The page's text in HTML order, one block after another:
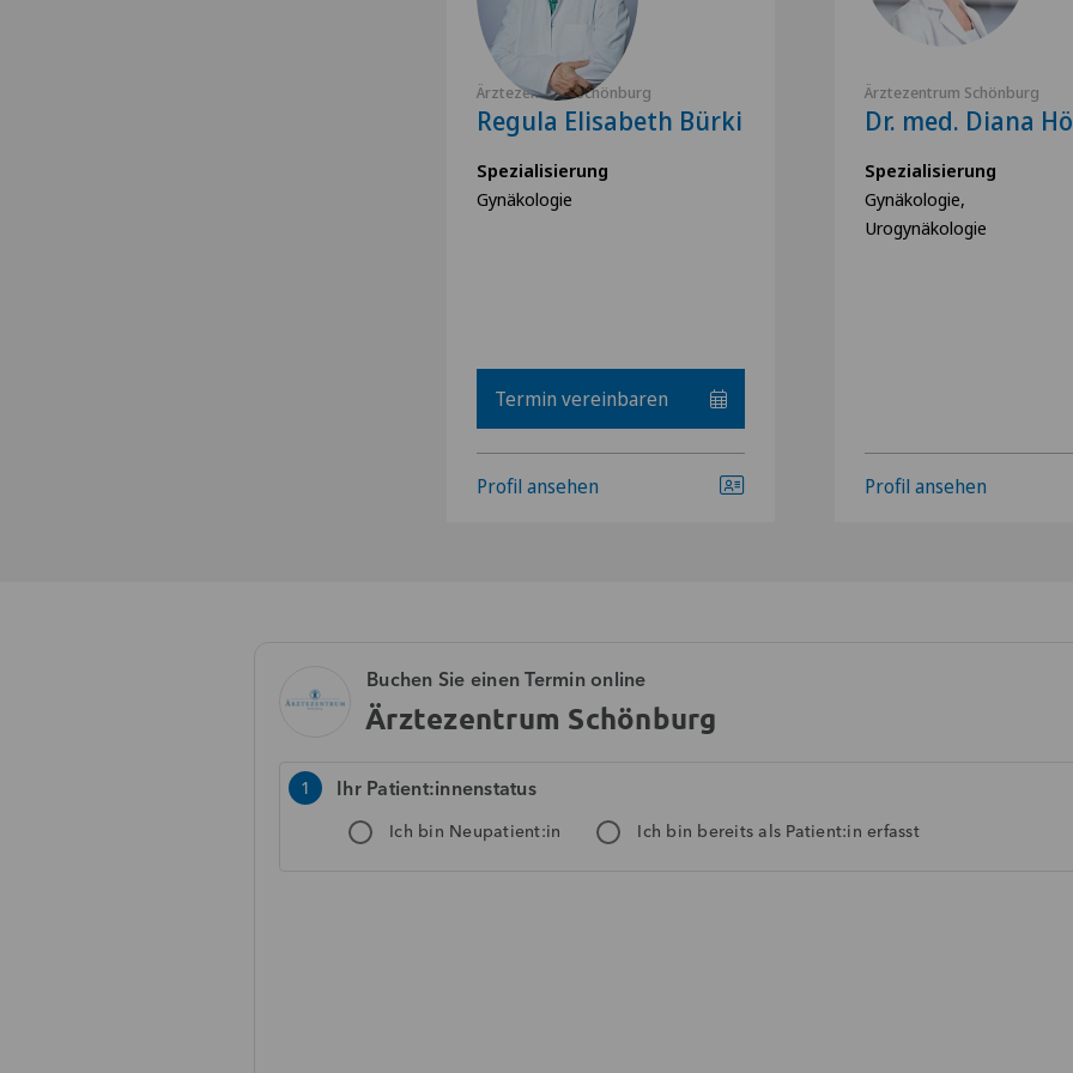
Ärztezentrum Schönburg
Regula Elisabeth Bürki
Spezialisierung
Gynäkologie
Termin vereinbaren
Profil ansehen
Ärztezentrum Schönburg
Dr. med. Diana
Spezialisierung
Gynäkologie,
Urogynäkologie
Profil ansehen